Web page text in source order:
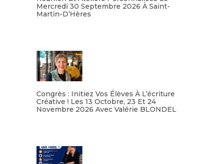
Mercredi 30 Septembre 2026 À Saint-
Martin-D’Hères
Congrès : Initiez Vos Élèves À L’écriture
Créative ! Les 13 Octobre, 23 Et 24
Novembre 2026 Avec Valérie BLONDEL